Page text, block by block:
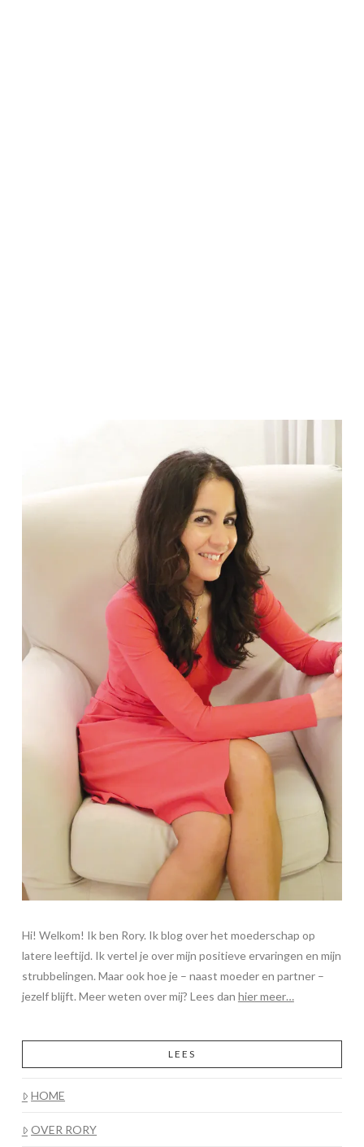
Hi! Welkom! Ik ben Rory. Ik blog over het moederschap op
latere leeftijd. Ik vertel je over mijn positieve ervaringen en mijn
strubbelingen. Maar ook hoe je – naast moeder en partner –
jezelf blijft. Meer weten over mij? Lees dan hier meer…
LEES
HOME
OVER RORY